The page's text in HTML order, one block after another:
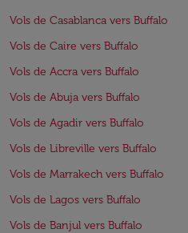
Vols de Casablanca vers Buffalo
Vols de Caire vers Buffalo
Vols de Accra vers Buffalo
Vols de Abuja vers Buffalo
Vols de Agadir vers Buffalo
Vols de Libreville vers Buffalo
Vols de Marrakech vers Buffalo
Vols de Lagos vers Buffalo
Vols de Banjul vers Buffalo